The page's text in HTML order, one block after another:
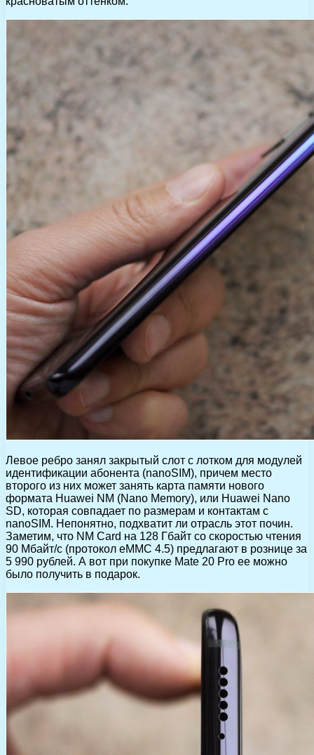
Левое ребро занял закрытый слот с лотком для модулей
идентификации абонента (nanoSIM), причем место
второго из них может занять карта памяти нового
формата Huawei NM (Nano Memory), или Huawei Nano
SD, которая совпадает по размерам и контактам с
nanoSIM. Непонятно, подхватит ли отрасль этот почин.
Заметим, что NM Card на 128 Гбайт со скоростью чтения
90 Мбайт/с (протокол eMMC 4.5) предлагают в рознице за
5 990 рублей. А вот при покупке Mate 20 Pro ее можно
было получить в подарок.